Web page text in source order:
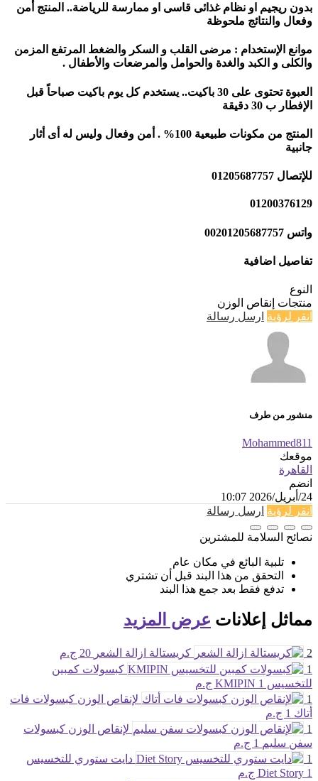
بدون ريجيم او نظام غذائى قاسى او ممارسة للرياضة.. المنتج أمن
وفعال والنتائج ملحوظة
موانع الإستخدام : مرضى القلب و السكر والضغط المرتفع المزمن
والكلى و الكبد والغدة والحوامل والمرضعات والأطفال .
العبوة تحتوى على 30 باكيت.. يستخدم كل يوم باكيت صباحاً قبل
الإفطار ب 30 دقيقة
المنتج من مكونات طبيعية 100% . أمن وفعال وليس له أى أثار
جانبية
للإتصال 01205687757
01200376129
واتس 00201205687757
تفاصيل اضافية
النوع
منتجات إنقاص الوزن
انقر لرؤية ارسل رسالة
منشور من طرف
Mohammed811
موقعك
القاهرة
انضم
24/أبريل/2026 10:07
انقر لرؤية ارسل رسالة
نصائح السلامة للمشترين
تلبية البائع في مكان عام
التحقق من هذا البند قبل أن تشتري
تدفع فقط بعد جمع هذا البند
مماثل إعلانات عرض المزيد
2 كريستالة ازالة الشعر 20 ج.م
1
كبسولات كمبين
للتخسيس KMIPIN 1 ج.م
1
لإنقاص الوزن كبسولات فات
أتاك 1 ج.م
1
لإنقاص الوزن كبسولات
سفن سليم 1 ج.م
1
دايت ستوري للتخسيس
Diet Story 1 ج.م